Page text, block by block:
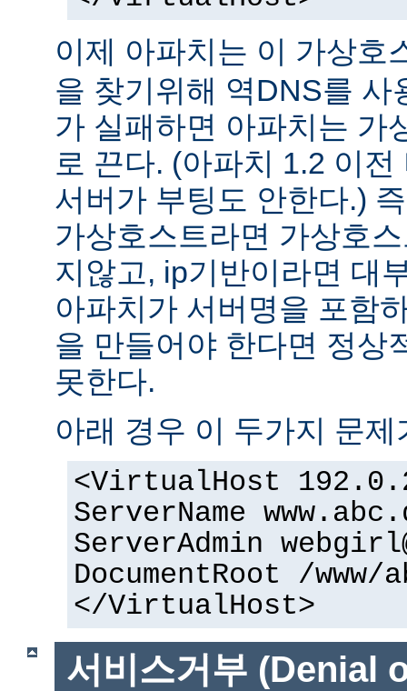
이제 아파치는 이 가상호
을 찾기위해 역DNS를 사
가 실패하면 아파치는 가
로 끈다. (아파치 1.2 이
서버가 부팅도 안한다.)
가상호스트라면 가상호
지않고, ip기반이라면 대
아파치가 서버명을 포함
을 만들어야 한다면 정상
못한다.
아래 경우 이 두가지 문제
<VirtualHost
ServerName
ServerAdmin
DocumentRoot /www/
</VirtualHost>
서비스거부 (Denial